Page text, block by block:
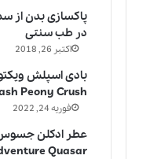
پاکسازی بدن از
در طب سنتی
اکتبر 26, 2018
بادی اسپلش
Peony Crush
فوریه 24, 2022
Quasar